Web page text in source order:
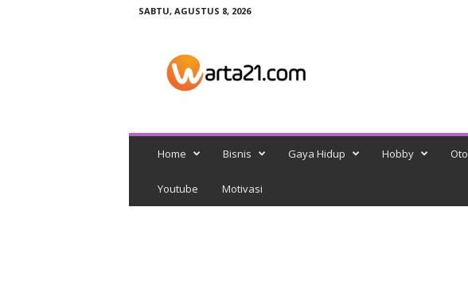
SABTU, AGUSTUS 8, 2026
1
Home Bisnis Gaya Hidup Hobby
Youtube Motivasi